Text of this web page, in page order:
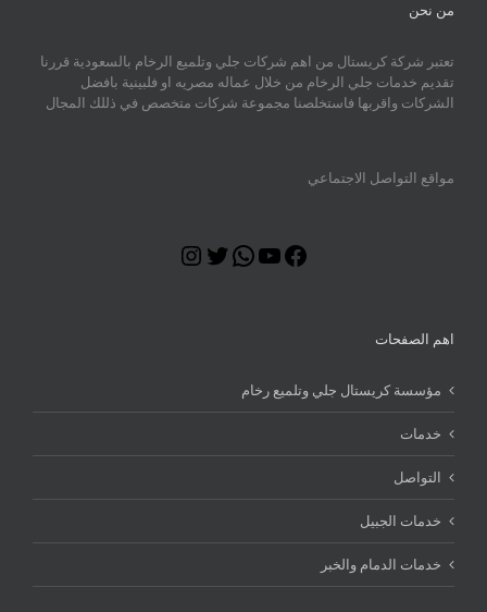
من نحن
تعتبر شركة كريستال من اهم شركات جلي وتلميع الرخام بالسعودية قررنا
تقديم خدمات جلي الرخام من خلال عماله مصريه او فلبينية بافضل
الشركات واقربها فاستخلصنا مجموعة شركات متخصص في ذللك المجال
مواقع التواصل الاجتماعي
Facebook
YouTube
WhatsApp
Twitter
اهم الصفحات
مؤسسة كريستال جلي وتلميع رخام
خدمات
التواصل
خدمات الجبيل
خدمات الدمام والخبر